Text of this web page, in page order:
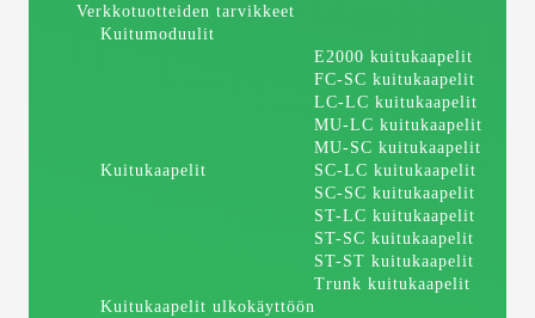
Verkkotuotteiden tarvikkeet
Kuitumoduulit
Kuitukaapelit
E2000 kuitukaapelit
FC-SC kuitukaapelit
LC-LC kuitukaapelit
MU-LC kuitukaapelit
MU-SC kuitukaapelit
SC-LC kuitukaapelit
SC-SC kuitukaapelit
ST-LC kuitukaapelit
ST-SC kuitukaapelit
ST-ST kuitukaapelit
Trunk kuitukaapelit
Kuitukaapelit ulkokäyttöön